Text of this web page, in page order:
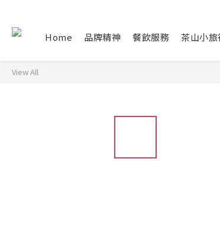
Home 品牌精神 餐飲服務 茶山小旅
View All